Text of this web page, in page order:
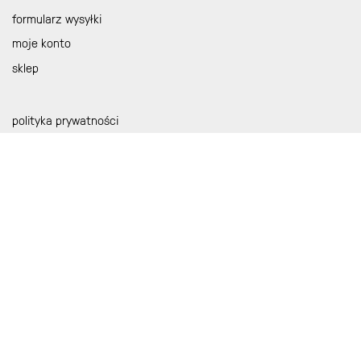
formularz wysyłki
moje konto
sklep
polityka prywatności